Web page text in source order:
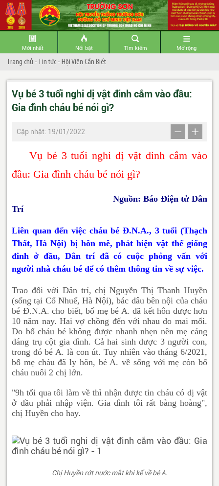
Mới nhất Nổi bật Tìm kiếm Mở rộng
Trang chủ -Tin tức- Hội Viên Cần Biết
Vụ bé 3 tuổi nghi dị vật đinh cắm vào đầu:
Gia đình cháu bé nói gì?
Cập nhật: 19/01/2022
Vụ bé 3 tuổi nghi dị vật đinh cắm vào
đầu: Gia đình cháu bé nói gì?
Nguồn: Báo Điện tử Dân
Trí
Liên quan đến việc cháu bé Đ.N.A., 3 tuổi (Thạch
Thất, Hà Nội) bị hôn mê, phát hiện vật thể giống
đinh ở đầu, Dân trí đã có cuộc phỏng vấn với
người nhà cháu bé để có thêm thông tin về sự việc.
Trao đổi với Dân trí, chị Nguyễn Thị Thanh Huyền
(sống tại Cổ Nhuế, Hà Nội), bác dâu bên nội của cháu
bé Đ.N.A. cho biết, bố mẹ bé A. đã kết hôn được hơn
10 năm nay. Hai vợ chồng đến với nhau do mai mối.
Do bố cháu bé không được nhanh nhẹn nên mẹ cáng
đáng trụ cột gia đình. Cả hai sinh được 3 người con,
trong đó bé A. là con út. Tuy nhiên vào tháng 6/2021,
bố mẹ cháu đã ly hôn, bé A. về sống với mẹ còn bố
cháu nuôi 2 chị lớn.
"9h tối qua tôi làm về thì nhận được tin cháu có dị vật
ở đầu phải nhập viện. Gia đình tôi rất bàng hoàng",
chị Huyền cho hay.
Chị Huyền rớt nước mắt khi kể về bé A.